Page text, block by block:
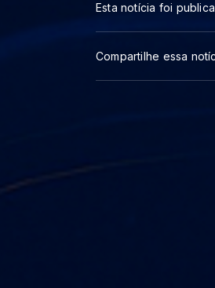
Esta notícia foi
Compartilhe essa